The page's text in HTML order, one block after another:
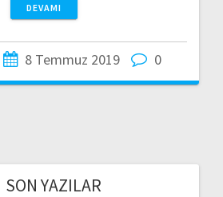
DEVAMI
8 Temmuz 2019 0
SON YAZILAR